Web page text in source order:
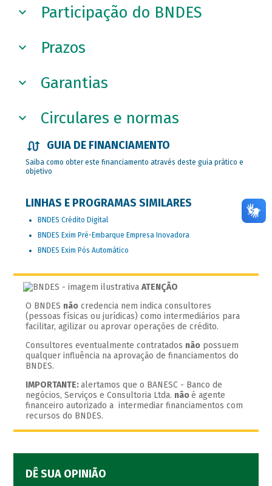
Participação do BNDES
Prazos
Garantias
Circulares e normas
GUIA DE FINANCIAMENTO
Saiba como obter este financiamento através deste guia prático e
objetivo
LINHAS E PROGRAMAS SIMILARES
BNDES Crédito Digital
BNDES Exim Pré-Embarque Empresa Inovadora
BNDES Exim Pós Automático
ATENÇÃO
O BNDES não credencia nem indica consultores
(pessoas físicas ou jurídicas) como intermediários para
facilitar, agilizar ou aprovar operações de crédito.
Consultores eventualmente contratados não possuem
qualquer influência na aprovação de financiamentos do
BNDES.
IMPORTANTE:alertamos que o BANESC - Banco de
negócios, Serviços e Consultoria Ltda. nãoé agente
financeiro autorizado a intermediar financiamentos com
recursos do BNDES.
DÊ SUA OPINIÃO